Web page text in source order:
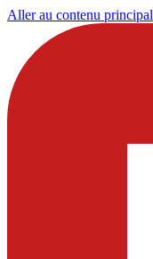
Aller au contenu principal